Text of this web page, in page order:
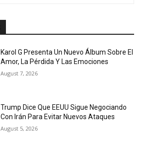
Karol G Presenta Un Nuevo Álbum Sobre El
Amor, La Pérdida Y Las Emociones
August 7, 2026
Trump Dice Que EEUU Sigue Negociando
Con Irán Para Evitar Nuevos Ataques
August 5, 2026